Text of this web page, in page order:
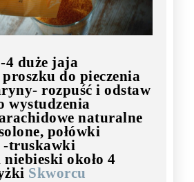
-4 duże jaja
proszku do pieczenia
rozpuść i odstaw
wystudzenia
naturalne
połówki
-truskawki
około 4
Skworcu